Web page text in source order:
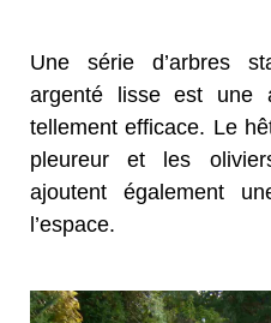
Une série d’arbres
argenté lisse est une
tellement efficace. Le
pleureur et les
ajoutent également
l’espace.